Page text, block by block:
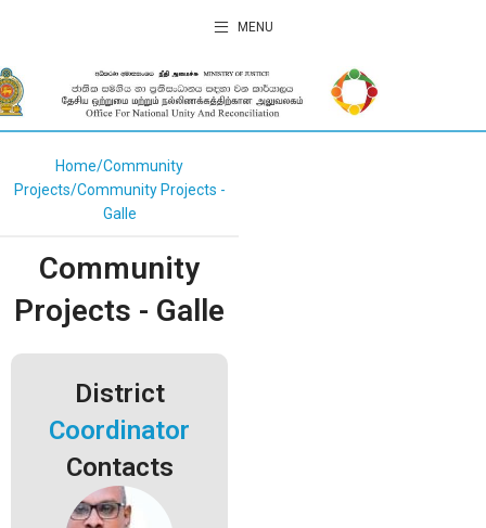
MENU
Home Community
Projects Community Projects -
Galle
Community
Projects - Galle
District
Coordinator
Contacts